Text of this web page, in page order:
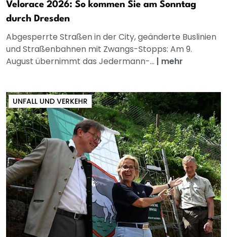
Velorace 2026: So kommen Sie am Sonntag
durch Dresden
Abgesperrte Straßen in der City, geänderte Buslinien
und Straßenbahnen mit Zwangs-Stopps: Am 9.
August übernimmt das Jedermann-... | mehr
UNFALL UND VERKEHR